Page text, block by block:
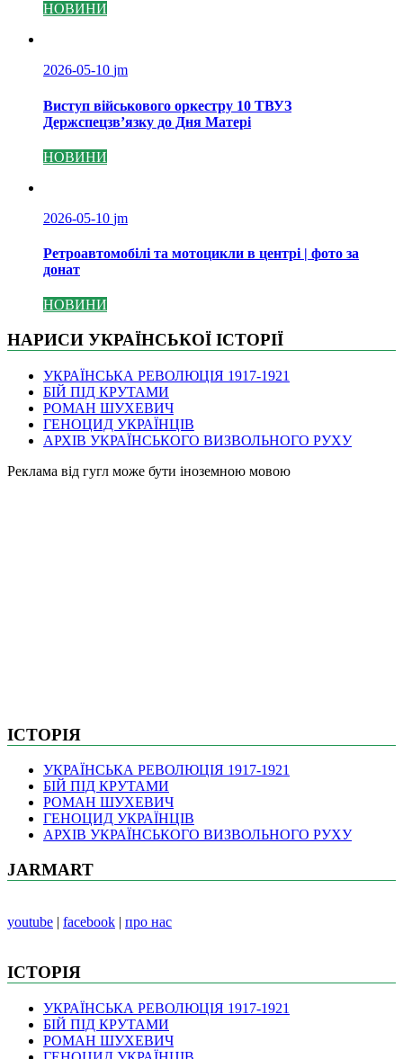
НОВИНИ
2026-05-10 jm
Виступ військового оркестру 10 ТВУЗ
Держспецзв’язку до Дня Матері
НОВИНИ
2026-05-10 jm
Ретроавтомобілі та мотоцикли в центрі | фото за
донат
НОВИНИ
НАРИСИ УКРАЇНСЬКОЇ ІСТОРІЇ
УКРАЇНСЬКА РЕВОЛЮЦІЯ 1917-1921
БІЙ ПІД КРУТАМИ
РОМАН ШУХЕВИЧ
ГЕНОЦИД УКРАЇНЦІВ
АРХІВ УКРАЇНСЬКОГО ВИЗВОЛЬНОГО РУХУ
Pеклама від гугл може бути іноземною мовою
ІСТОРІЯ
УКРАЇНСЬКА РЕВОЛЮЦІЯ 1917-1921
БІЙ ПІД КРУТАМИ
РОМАН ШУХЕВИЧ
ГЕНОЦИД УКРАЇНЦІВ
АРХІВ УКРАЇНСЬКОГО ВИЗВОЛЬНОГО РУХУ
JARMART
youtube | facebook | про нас
ІСТОРІЯ
УКРАЇНСЬКА РЕВОЛЮЦІЯ 1917-1921
БІЙ ПІД КРУТАМИ
РОМАН ШУХЕВИЧ